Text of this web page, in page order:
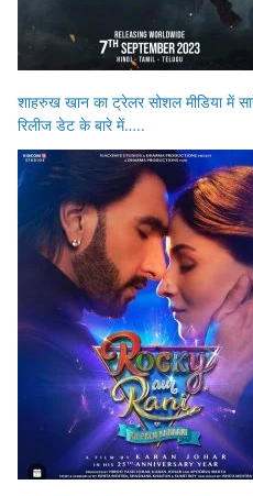
शाहरुख खान का ट्रेलर सोशल मीडिया में
रिलीज डेट के बारे में…..